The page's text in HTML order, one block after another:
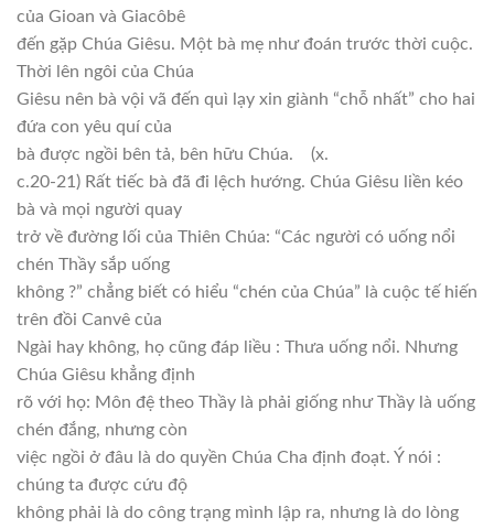
của Gioan và Giacôbê
đến gặp Chúa Giêsu. Một bà mẹ như đoán trước thời cuộc.
Thời lên ngôi của Chúa
Giêsu nên bà vội vã đến quì lạy xin giành “chỗ nhất” cho hai
đứa con yêu quí của
bà được ngồi bên tả, bên hữu Chúa.
(x.
c.20-21) Rất tiếc bà đã đi lệch hướng. Chúa Giêsu liền kéo
bà và mọi người quay
trở về đường lối của Thiên Chúa: “Các người có uống nổi
chén Thầy sắp uống
không ?” chẳng biết có hiểu “chén của Chúa” là cuộc tế hiến
trên đồi Canvê của
Ngài hay không, họ cũng đáp liều : Thưa uống nổi. Nhưng
Chúa Giêsu khẳng định
rõ với họ: Môn đệ theo Thầy là phải giống như Thầy là uống
chén đắng, nhưng còn
việc ngồi ở đâu là do quyền Chúa Cha định đoạt. Ý nói :
chúng ta được cứu độ
không phải là do công trạng mình lập ra, nhưng là do lòng